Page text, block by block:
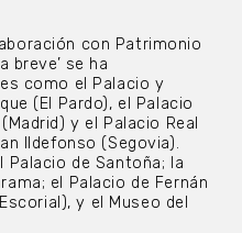
con Patrimonio
breve’ se ha
como el Palacio y
(El Pardo), el Palacio
y el Palacio Real
Ildefonso (Segovia).
Palacio de Santoña; la
el Palacio de Fernán
y el Museo del